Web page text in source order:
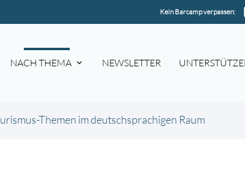
Kein Barcamp verpassen:
NACH THEMA NEWSLETTER
Themen im deutschsprachigen Raum